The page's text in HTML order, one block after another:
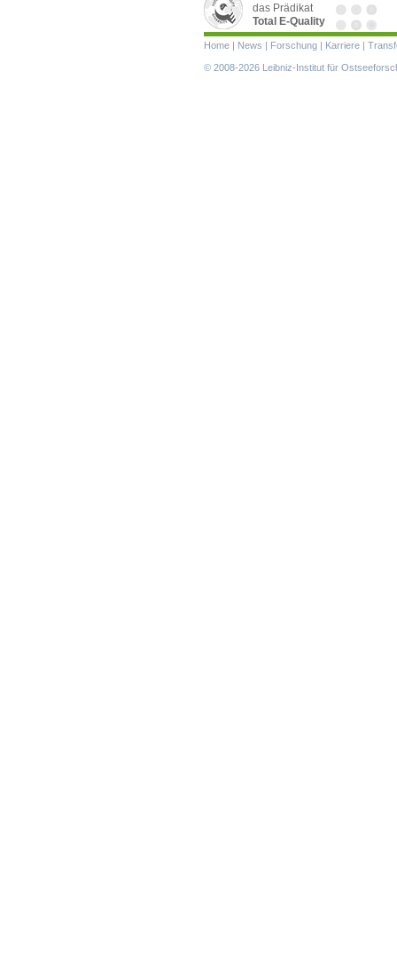
das Prädikat
Total E-Quality
Navigation
überspringen
Home | News | Forschung | Karriere |
© 2008-2026 Leibniz-Institut für